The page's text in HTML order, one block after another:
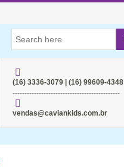
(16) 3336-3079 | (16) 99609-4348
---------------------------------------------
vendas@caviankids.com.br